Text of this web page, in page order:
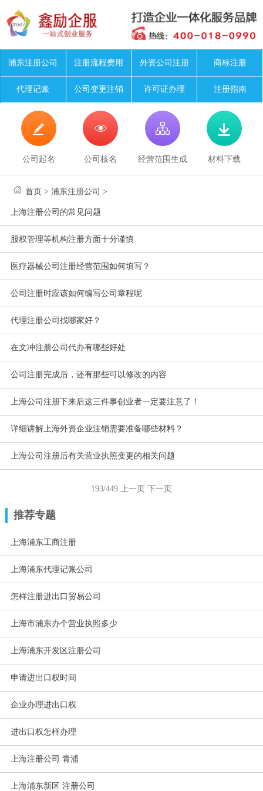
浦东注册公司 注册流程费用 外资公司注册 商标注册
代理记账 公司变更注销 许可证办理 注册指南

公司起名

公司核名

经营范围生成

材料下载
首页 >浦东注册公司 >
上海注册公司的常见问题
股权管理等机构注册方面十分谨慎
医疗器械公司注册经营范围如何填写？
公司注册时应该如何编写公司章程呢
代理注册公司找哪家好？
在文冲注册公司代办有哪些好处
公司注册完成后，还有那些可以修改的内容
上海公司注册下来后这三件事创业者一定要注意了！
详细讲解上海外资企业注销需要准备哪些材料？
上海公司注册后有关营业执照变更的相关问题
193/449 上一页 下一页
推荐专题
上海浦东工商注册
上海浦东代理记账公司
怎样注册进出口贸易公司
上海市浦东办个营业执照多少
上海浦东开发区注册公司
申请进出口权时间
企业办理进出口权
进出口权怎样办理
上海注册公司 青浦
上海浦东新区 注册公司